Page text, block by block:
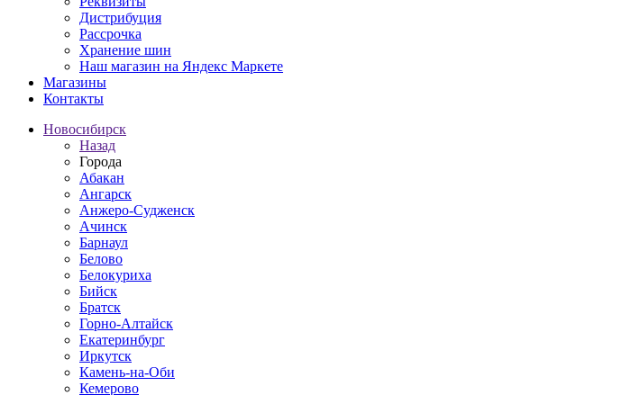
Дистрибуция
Рассрочка
Хранение шин
Наш магазин на Яндекс Маркете
Магазины
Контакты
Новосибирск
Назад
Города
Абакан
Ангарск
Анжеро-Судженск
Ачинск
Барнаул
Белово
Белокуриха
Бийск
Братск
Горно-Алтайск
Екатеринбург
Иркутск
Камень-на-Оби
Кемерово